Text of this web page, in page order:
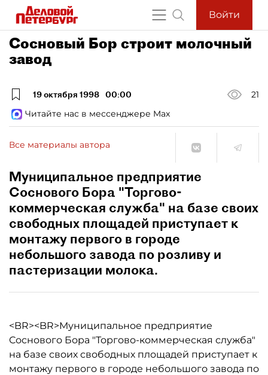
Войти
Сосновый Бор строит молочный
завод
19 октября 1998 00:00
21
Читайте нас в мессенджере Max
Все материалы автора
Муниципальное предприятие
Соснового Бора "Торгово-
коммерческая служба" на базе своих
свободных площадей приступает к
монтажу первого в городе
небольшого завода по розливу и
пастеризации молока.
<BR><BR>Муниципальное предприятие
Соснового Бора "Торгово-коммерческая служба"
на базе своих свободных площадей приступает к
монтажу первого в городе небольшого завода по